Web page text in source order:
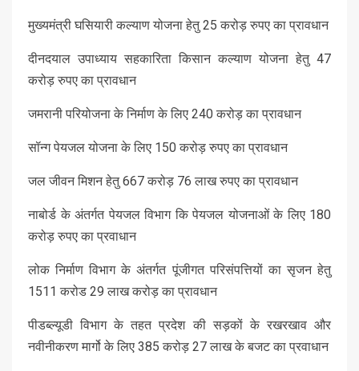
मुख्यमंत्री घसियारी कल्याण योजना हेतु 25 करोड़ रुपए का प्रावधान
दीनदयाल उपाध्याय सहकारिता किसान कल्याण योजना हेतु 47
करोड़ रुपए का प्रावधान
जमरानी परियोजना के निर्माण के लिए 240 करोड़ का प्रावधान
सॉन्ग पेयजल योजना के लिए 150 करोड़ रुपए का प्रावधान
जल जीवन मिशन हेतु 667 करोड़ 76 लाख रुपए का प्रावधान
नाबोर्ड के अंतर्गत पेयजल विभाग कि पेयजल योजनाओं के लिए 180
करोड़ रुपए का प्रवाधान
लोक निर्माण विभाग के अंतर्गत पूंजीगत परिसंपत्तियों का सृजन हेतु
1511 करोड 29 लाख करोड़ का प्रावधान
पीडब्ल्यूडी विभाग के तहत प्रदेश की सड़कों के रखरखाव और
नवीनीकरण मार्गो के लिए 385 करोड़ 27 लाख के बजट का प्रवाधान